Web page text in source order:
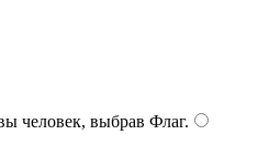
человек, выбрав Флаг.